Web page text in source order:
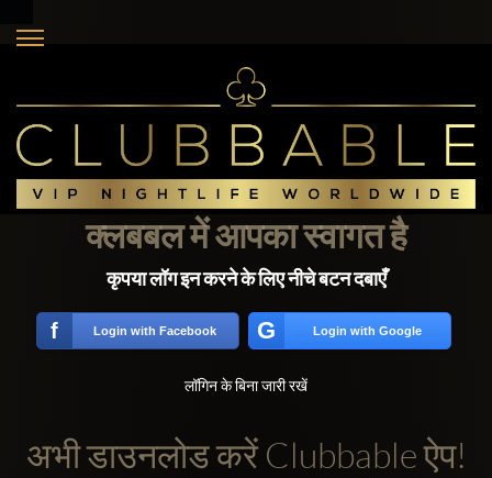
क्लबबल में आपका स्वागत है
कृपया लॉग इन करने के लिए नीचे बटन दबाएँ
f Login with Facebook G Login with Google
लॉगिन के बिना जारी रखें
अभी डाउनलोड करें Clubbable ऐप!